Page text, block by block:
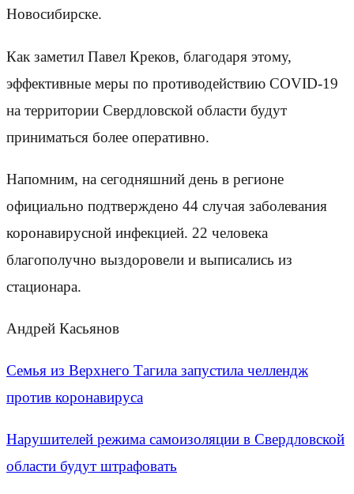
Новосибирске.
Как заметил Павел Креков, благодаря этому,
эффективные меры по противодействию COVID-19
на территории Свердловской области будут
приниматься более оперативно.
Напомним, на сегодняшний день в регионе
официально подтверждено 44 случая заболевания
коронавирусной инфекцией. 22 человека
благополучно выздоровели и выписались из
стационара.
Андрей Касьянов
Семья из Верхнего Тагила запустила челлендж
против коронавируса
Нарушителей режима самоизоляции в Свердловской
области будут штрафовать